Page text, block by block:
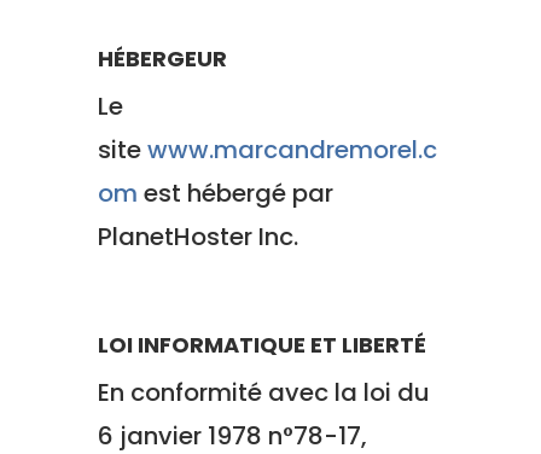
HÉBERGEUR
Le
sitewww.marcandremorel.c
om est hébergé par
PlanetHoster Inc.
LOI INFORMATIQUE ET LIBERTÉ
En conformité avec la loi du
6 janvier 1978 n°78-17,